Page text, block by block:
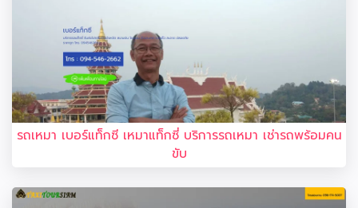
รถเหมา เบอร์แท็กซี เหมาแท็กซี่ บริการรถเหมา เช่ารถพร้อมคน
ขับ